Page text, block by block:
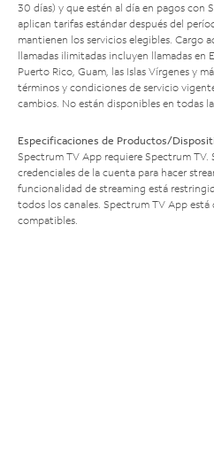
30 días) y que estén al día en pagos con
aplican tarifas estándar después del
mantienen los servicios elegibles. Cargo
llamadas ilimitadas incluyen llamadas en
Puerto Rico, Guam, las Islas Vírgenes y
términos y condiciones de servicio
cambios. No están disponibles en todas
Especificaciones de Productos/
Spectrum TV App requiere Spectrum TV.
credenciales de la cuenta para hacer
funcionalidad de streaming está
todos los canales. Spectrum TV App
compatibles.